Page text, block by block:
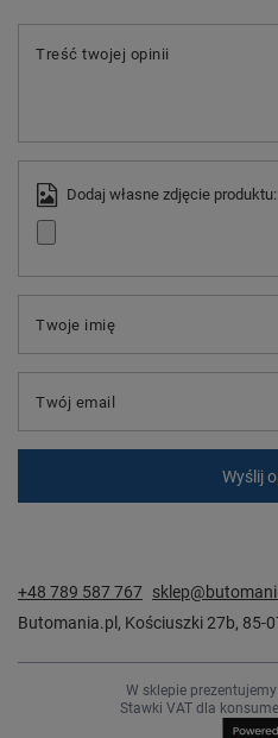
Treść twojej opinii
Dodaj własne zdjęcie produktu:
Twoje imię
Twój email
Wyślij
+48 789 587 767
Butomania.pl , Kościuszki 27b, 85-
W sklepie
Stawki VAT dla